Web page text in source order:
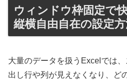
ウィンドウ枠固定で
縦横自由自在の設定
大量のデータを扱うExcelでは
出し行や列が見えなくなり、ど